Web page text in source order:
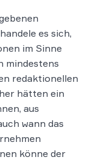
es sich,
im Sinne
mindestens
redaktionellen
hätten ein
aus
wann das
könne der